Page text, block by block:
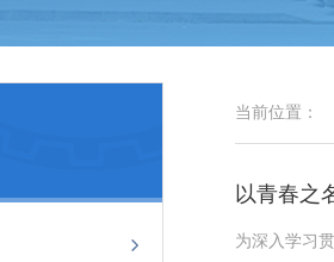
当前位置：
为深入学习